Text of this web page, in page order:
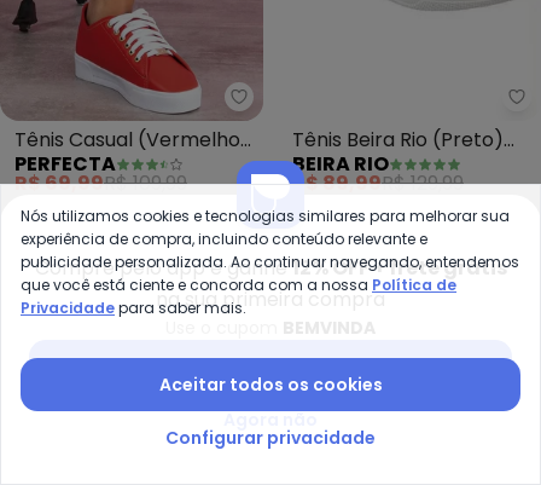
Perfecta - Tênis Casual
Tênis Casual (Vermelho)
com Adereço Dourado
PERFECTA
R$ 69,99R$ 109,99
ou 2xde R$ 34,99 sem juros
Tênis Beira Rio (Preto)
em Sintético
BEIRA RIO
R$ 89,99R$ 129,99
ou 3x R$ 29,99
-25% -50%
Compre pelo app e ganhe12% OFF + frete grátis
na sua primeira compra
Nós utilizamos cookies e tecnologias similares para melhorar sua
experiência de compra, incluindo conteúdo relevante e
publicidade personalizada. Ao continuar navegando, entendemos
que você está ciente e concorda com a nossa Política de
Privacidadepara saber mais.
Aceitar todos os cookies
Configurar privacidade